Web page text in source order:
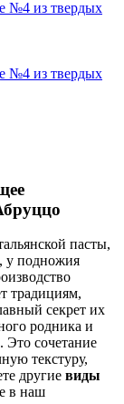
пасты,
у подножия
традициям,
секрет их
родника и
Это сочетание
текстуру,
другие виды
в наш